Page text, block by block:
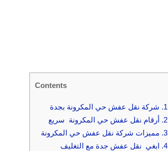
Contents
1. شركة نقل عفش حي المكرونة بجدة
2. أرقام نقل عفش حي المكرونة سريع
3. مميزات شركة نقل عفش حي المكرونة
4. ابغي نقل عفش جدة مع التغليف